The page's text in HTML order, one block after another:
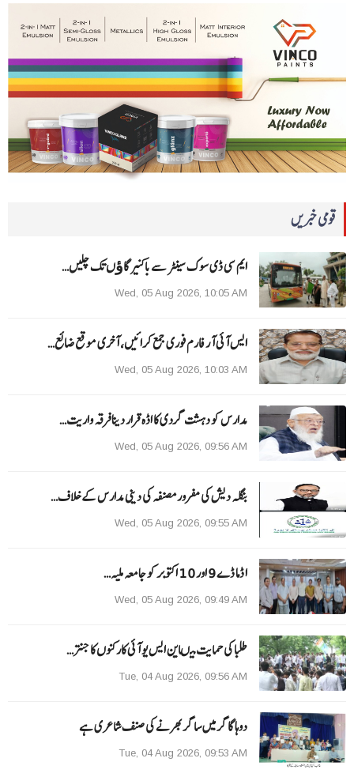
قومی خبریں
ایم سی ڈی سوک سینٹر سے باکنیر گاﺅں تک چلیں…
Wed, 05 Aug 2026, 10:05 AM
ایس آئی آر فارم فوری جمع کرائیں، آخری موقع ضائع…
Wed, 05 Aug 2026, 10:03 AM
مدارس کو دہشت گردی کا اڈہ قرار دینا فرقہ واریت…
Wed, 05 Aug 2026, 09:56 AM
بنگلہ دیش کی مفرور مصنفہ کی دینی مدارس کے خلاف…
Wed, 05 Aug 2026, 09:55 AM
ا ڈما ڈے 9 اور 10 اکتوبر کو جامعہ ملیہ…
Wed, 05 Aug 2026, 09:49 AM
طلبا کی حمایت میںاین ایس یو آئی کارکنوں کا جنتر…
Tue, 04 Aug 2026, 09:56 AM
دوہا گاگر میں ساگر بھرنے کی صنف شاعری ہے
Tue, 04 Aug 2026, 09:53 AM